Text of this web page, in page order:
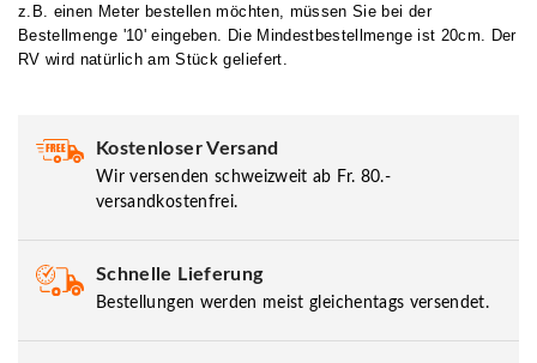
z.B. einen Meter bestellen möchten, müssen Sie bei der
Bestellmenge '10' eingeben. Die Mindestbestellmenge ist 20cm. Der
RV wird natürlich am Stück geliefert.
Kostenloser Versand
Wir versenden schweizweit ab Fr. 80.-
versandkostenfrei.
Schnelle Lieferung
Bestellungen werden meist gleichentags versendet.